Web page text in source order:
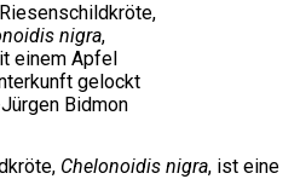
nigra,
einem Apfel
gelockt
Bidmon
Chelonoidis nigra, ist eine